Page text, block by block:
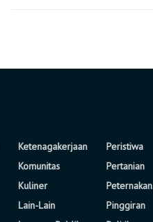
Ketenagakerjaan
Komunitas
Kuliner
Lain-Lain
Peristiwa
Pertanian
Peternakan
Pinggiran